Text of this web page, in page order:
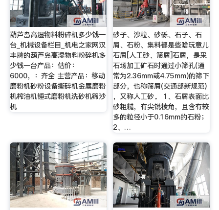
葫芦岛高湿物料粉碎机多少钱一
台_机械设备栏目_机电之家网汉
丰牌的葫芦岛高湿物料粉碎机多
少钱一台产品：估价：
6000，：齐全 主营产品：移动
磨粉机砂粉设备撕碎机金属磨粉
机榨油机锤式磨粉机洗砂机筛沙
机
砂子、沙粒、砂砾、石子、石
屑、石粉、集料都是些啥玩意儿
石屑[人工砂、筛屑]石屑，是采
石场加工矿石时通过小筛孔(通
常为2.36mm或4.75mm)的筛下
部分，也称筛屑(交通部新规范)
，又称人工砂。 1、石屑表面比
砂粗糙，有尖锐棱角，且含有较
多的粒径小于0.16mm的石粉；
2、…